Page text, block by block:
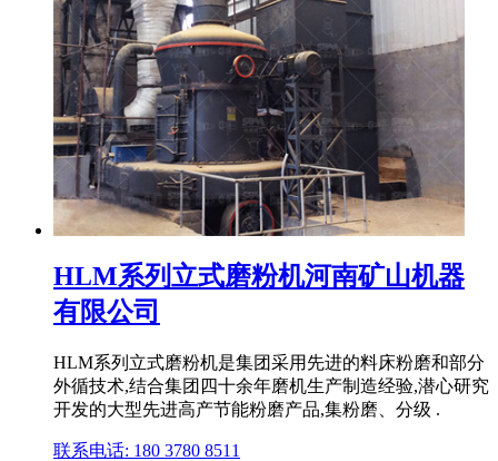
HLM系列立式磨粉机河南矿山机器
有限公司
HLM系列立式磨粉机是集团采用先进的料床粉磨和部分
外循技术,结合集团四十余年磨机生产制造经验,潜心研究
开发的大型先进高产节能粉磨产品,集粉磨、分级 .
联系电话: 180 3780 8511